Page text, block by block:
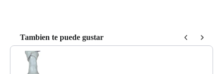
Tambien te puede gustar
Use the Previous and Next buttons to navigate through product